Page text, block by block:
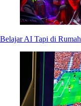
Belajar AI Tapi di